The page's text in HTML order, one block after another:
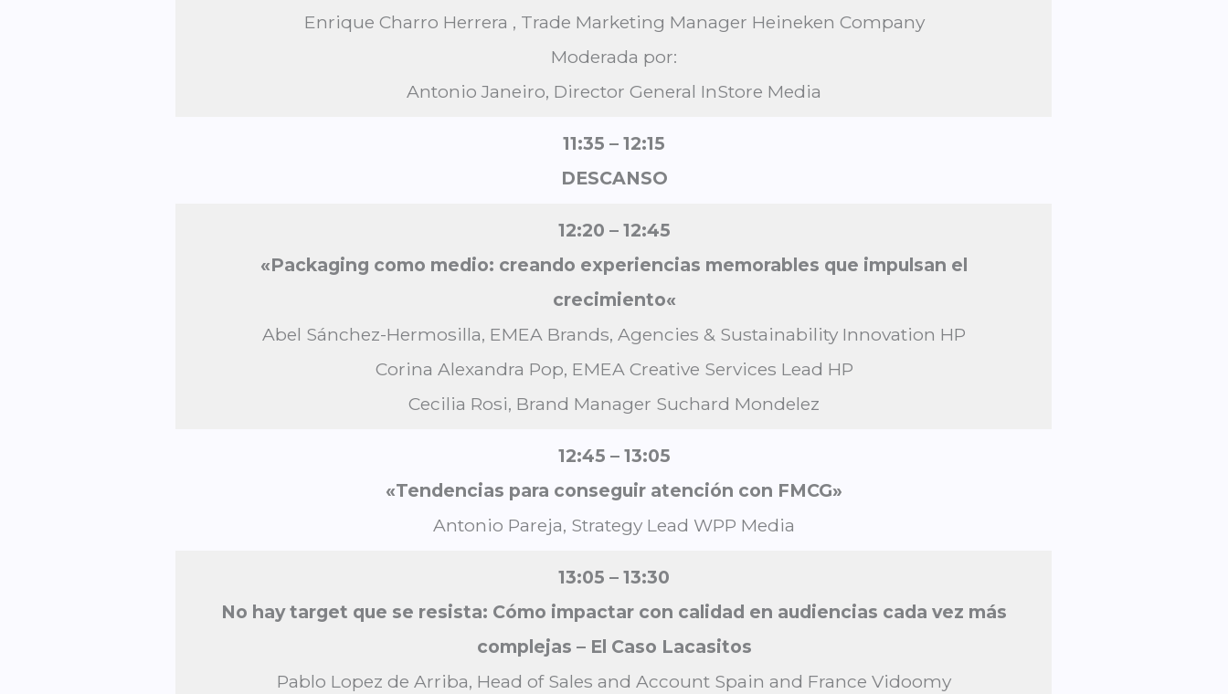
Enrique Charro Herrera , Trade Marketing Manager Heineken Company
Moderada por:
Antonio Janeiro, Director General InStore Media
11:35 – 12:15
DESCANSO
12:20 – 12:45
«Packaging como medio: creando experiencias memorables que impulsan el
crecimiento«
Abel Sánchez-Hermosilla, EMEA Brands, Agencies & Sustainability Innovation HP
Corina Alexandra Pop, EMEA Creative Services Lead HP
Cecilia Rosi, Brand Manager Suchard Mondelez
12:45 – 13:05
«Tendencias para conseguir atención con FMCG»
Antonio Pareja, Strategy Lead WPP Media
13:05 – 13:30
No hay target que se resista: Cómo impactar con calidad en audiencias cada vez más
complejas – El Caso Lacasitos
Pablo Lopez de Arriba, Head of Sales and Account Spain and France Vidoomy